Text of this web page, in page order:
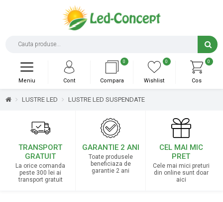
0
Cos
0
Wishlist
0
Compara
Cont
Meniu
LUSTRE LED LUSTRE LED SUSPENDATE
TRANSPORT
GRATUIT
La orice comanda
peste 300 lei ai
transport gratuit
GARANTIE 2 ANI
Toate produsele
beneficiaza de
garantie 2 ani
CEL MAI MIC
PRET
Cele mai mici preturi
din online sunt doar
aici